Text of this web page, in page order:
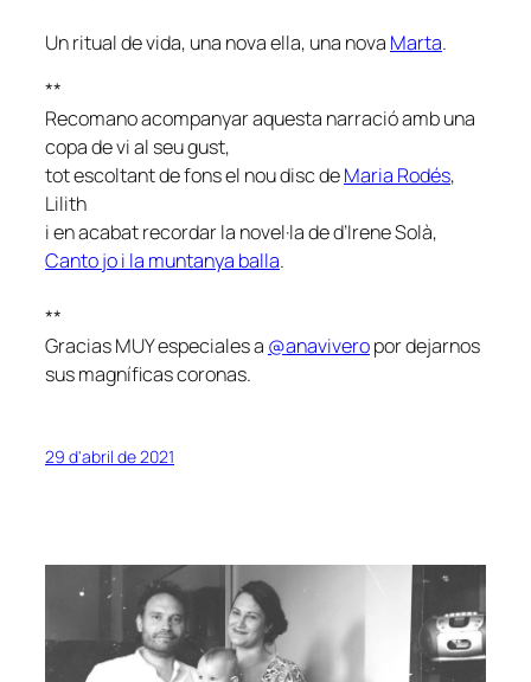
Un ritual de vida, una nova ella, una nova Marta.
**
Recomano acompanyar aquesta narració amb una
copa de vi al seu gust,
tot escoltant de fons el nou disc deMaria Rodés,
Lilith
i en acabat recordar la novel·la de d’Irene Solà,
Canto jo i la muntanya balla.
**
Gracias MUY especiales a @anaviveropor dejarnos
sus magníficas coronas.
29 d'abril de 2021